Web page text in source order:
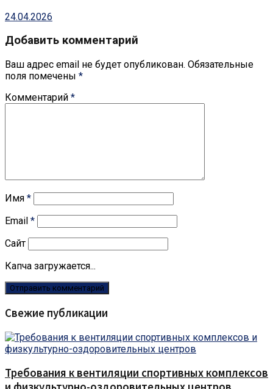
24.04.2026
Добавить комментарий
Ваш адрес email не будет опубликован. Обязательные
поля помечены *
Комментарий *
Имя *
Email *
Сайт
Капча загружается...
Свежие публикации
Требования к вентиляции спортивных комплексов